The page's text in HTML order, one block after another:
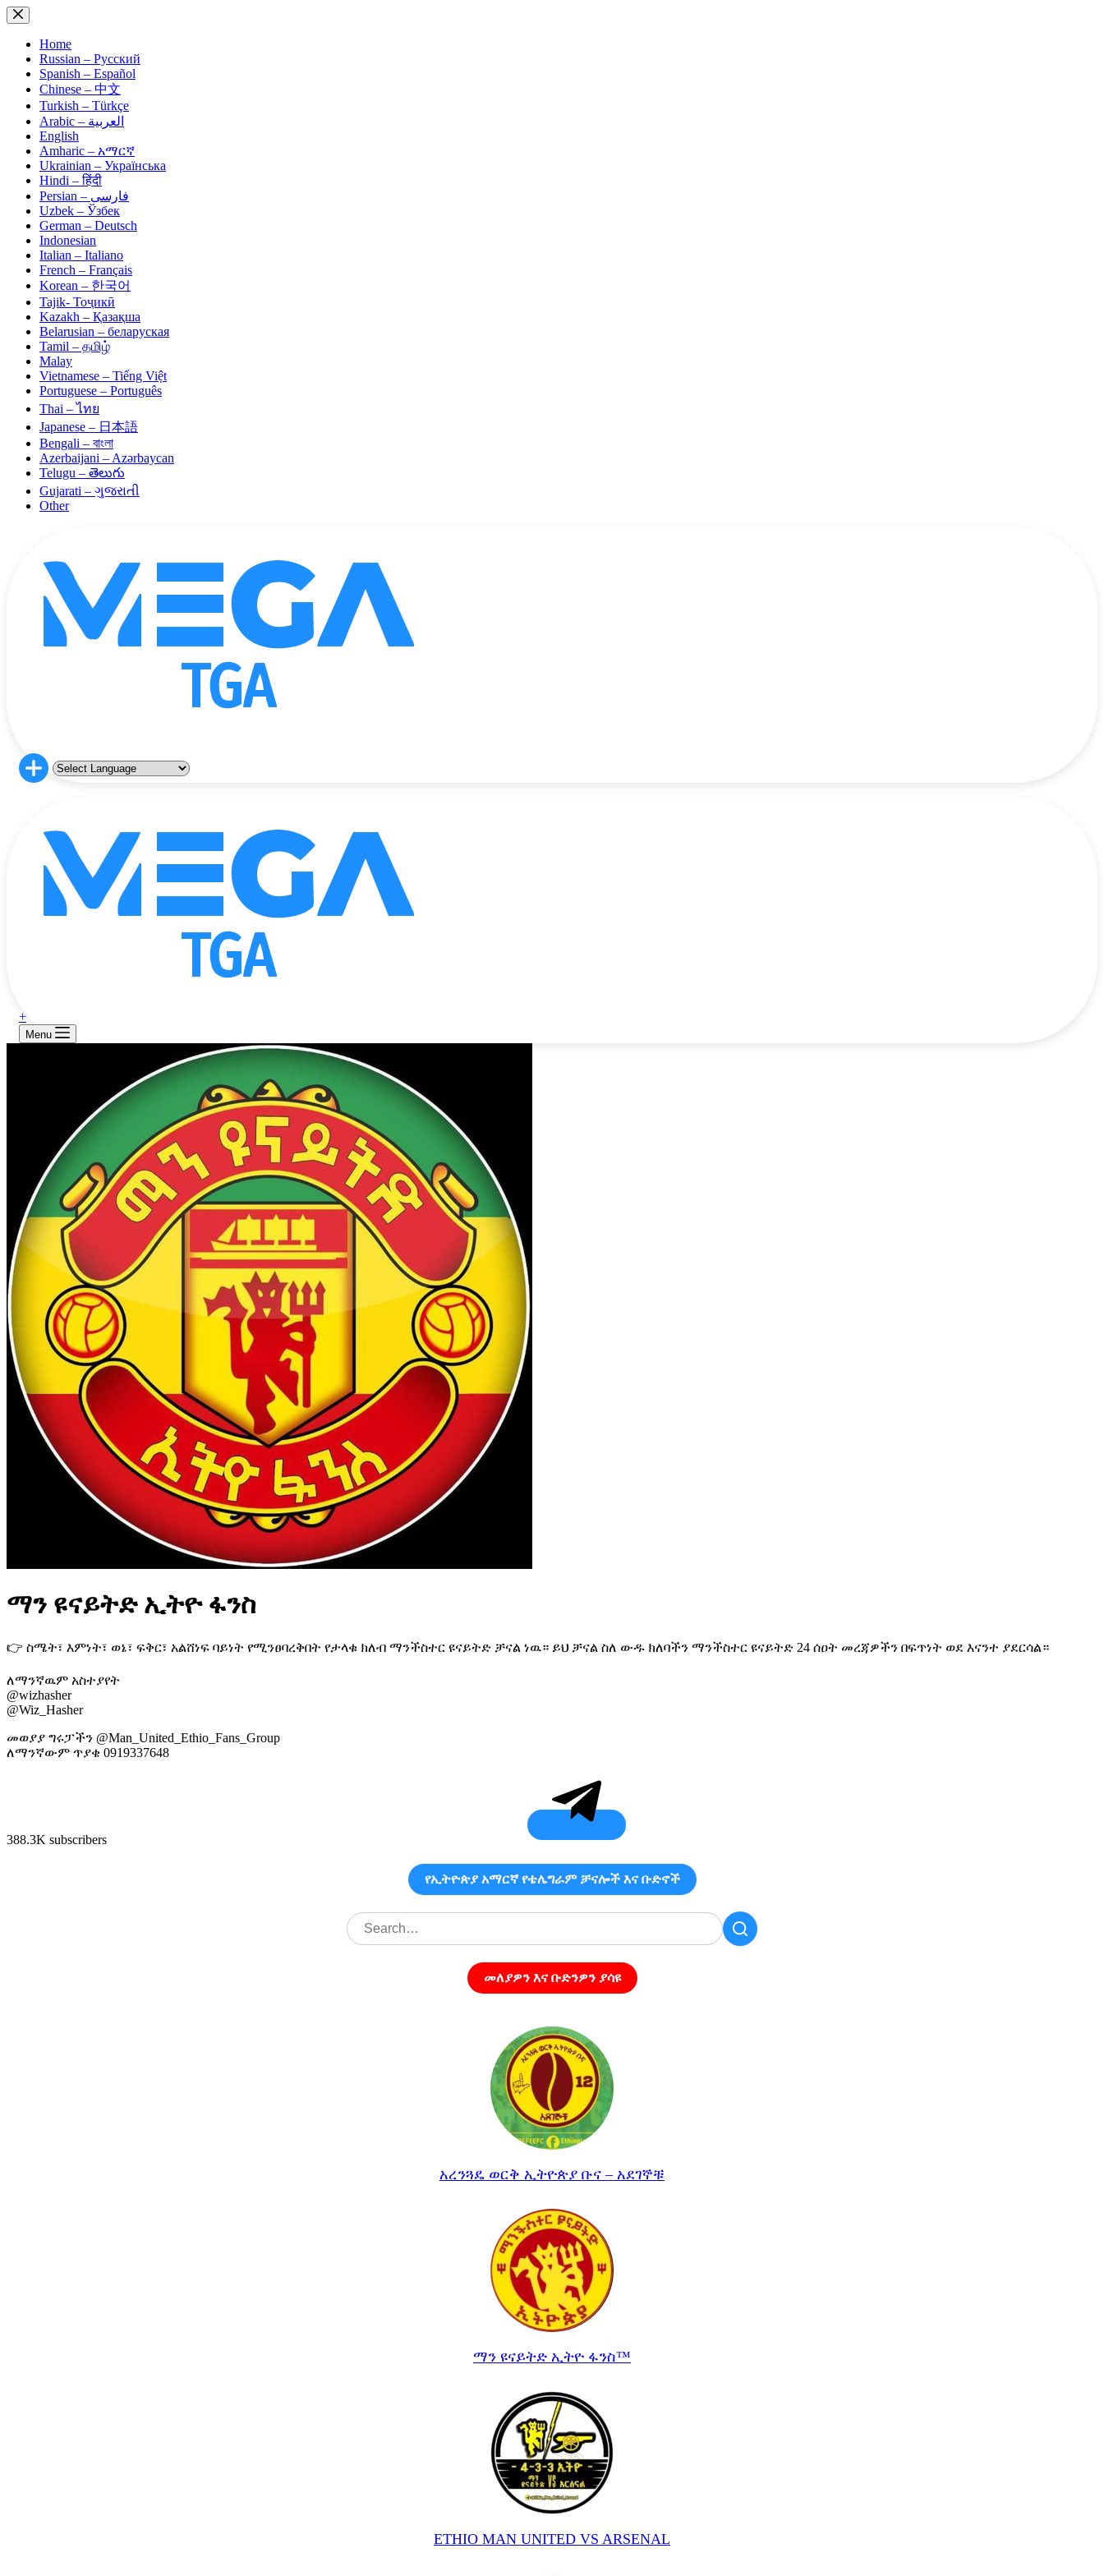
Skip
to
contentHome
Russian – Русский
Spanish – Español
Chinese – 中文
Turkish – Türkçe
Arabic – العربية
English
Amharic – አማርኛ
Ukrainian – Українська
Hindi – हिंदी
Persian – فارسی
Uzbek – Ўзбек
German – Deutsch
Indonesian
Italian – Italiano
French – Français
Korean – 한국어
Tajik- Тоҷикӣ
Kazakh – Қазақша
Belarusian – беларуская
Tamil – தமிழ்
Malay
Vietnamese – Tiếng Việt
Portuguese – Português
Thai – ไทย
Japanese – 日本語
Bengali – বাংলা
Azerbaijani – Azərbaycan
Telugu – తెలుగు
Gujarati – ગુજરાતી
Other
+
Menu
ማን ዩናይትድ ኢትዮ ፋንስ
👉 ስሜት፣ እምነት፣ ወኔ፣ ፍቅር፣ አልሸነፍ ባይነት የሚንፀባረቅበት የታላቁ ክለብ ማንችስተር ዩናይትድ ቻናል ነዉ። ይህ ቻናል ስለ ውዱ ክለባችን ማንችስተር ዩናይትድ 24 ሰዐት መረጃዎችን በፍጥነት ወደ እናንተ ያደርሳል።
ለማንኛዉም አስተያየት
@wizhasher
@Wiz_Hasher
መወያያ ግሩፓችን @Man_United_Ethio_Fans_Group
ለማንኛውም ጥያቄ 0919337648
388.3K subscribers
የኢትዮጵያ አማርኛ የቴሌግራም ቻናሎች እና ቡድኖች
መለያዎን እና ቡድንዎን ያሳዩ
አረንጓዴ ወርቅ ኢትዮጵያ ቡና – አደገኞቹ
ማን ዩናይትድ ኢትዮ ፋንስ™
ETHIO MAN UNITED VS ARSENAL